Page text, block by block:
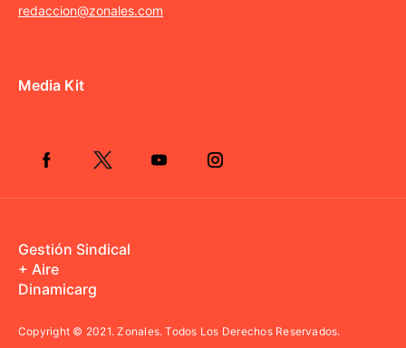
redaccion@zonales.com
Media Kit
Gestión Sindical
+ Aire
Dinamicarg
Copyright © 2021.Zonales. Todos Los Derechos Reservados.